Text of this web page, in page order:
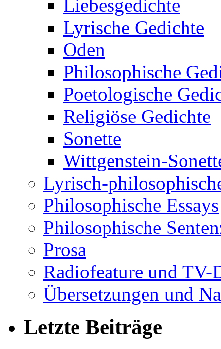
Liebesgedichte
Lyrische Gedichte
Oden
Philosophische
Poetologische
Religiöse Gedichte
Sonette
Wittgenstein-
Lyrisch-
Philosophische Essays
Philosophische
Prosa
Radiofeature und TV-
Übersetzungen und
Letzte Beiträge